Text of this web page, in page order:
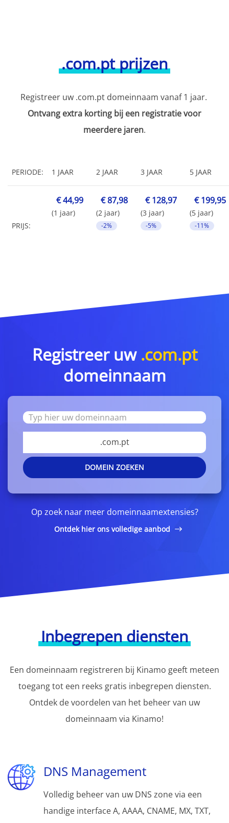
.com.pt prijzen
Registreer uw .com.pt domeinnaam vanaf 1 jaar.
Ontvang extra korting bij een registratie voor
meerdere jaren.
PERIODE: 1 JAAR 2 JAAR 3 JAAR 5 JAAR
PRIJS:
€ 44,99
(1 jaar)
€ 87,98
(2 jaar)
-2%
€ 128,97
(3 jaar)
-5%
€ 199,95
(5 jaar)
-11%
Registreer uw .com.pt
domeinnaam
.com.pt
DOMEIN ZOEKEN
Op zoek naar meer domeinnaamextensies?
Ontdek hier ons volledige aanbod
Inbegrepen diensten
Een domeinnaam registreren bij Kinamo geeft meteen
toegang tot een reeks gratis inbegrepen diensten.
Ontdek de voordelen van het beheer van uw
domeinnaam via Kinamo!
DNS Management
Volledig beheer van uw DNS zone via een
handige interface A, AAAA, CNAME, MX, TXT,